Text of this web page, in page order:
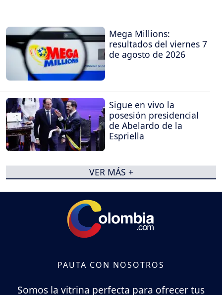
Mega Millions:
resultados del viernes 7
de agosto de 2026
Sigue en vivo la
posesión presidencial
de Abelardo de la
Espriella
VER MÁS +
PAUTA CON NOSOTROS
Somos la vitrina perfecta para ofrecer tus